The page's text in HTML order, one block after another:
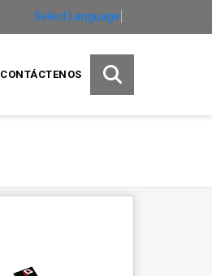
Select Language
CONTÁCTENOS